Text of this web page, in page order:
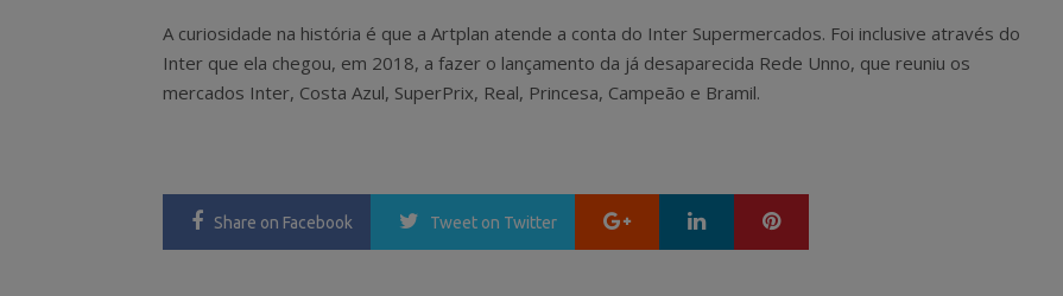
A curiosidade na história é que a Artplan atende a conta do Inter Supermercados. Foi inclusive através do
Inter que ela chegou, em 2018, a fazer o lançamento da já desaparecida Rede Unno, que reuniu os
mercados Inter, Costa Azul, SuperPrix, Real, Princesa, Campeão e Bramil.
Share on Facebook Tweet on Twitter Google+ LinkedIn